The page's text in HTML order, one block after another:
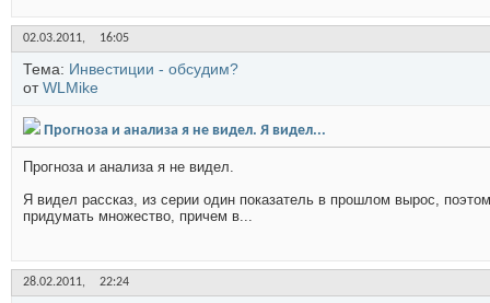
02.03.2011, 16:05
Тема: Инвестиции - обсудим?
отWLMike
Прогноза и анализа я не видел. Я видел...
Прогноза и анализа я не видел.
Я видел рассказ, из серии один показатель в прошлом вырос,
придумать множество, причем в...
28.02.2011, 22:24